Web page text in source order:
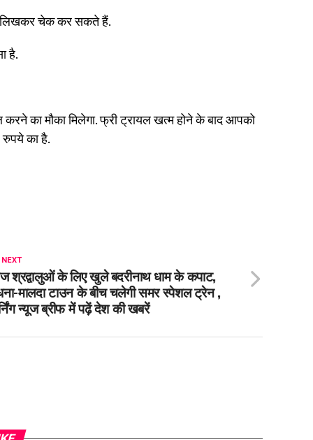
लिखकर चेक कर सकते हैं.
है.
का मौका मिलेगा. फ्री ट्रायल खत्म होने के बाद आपको
रुपये का है.
श्रद्वालुओं के लिए खुले बदरीनाथ धाम के कपाट,
मालदा टाउन के बीच चलेगी समर स्पेशल ट्रेन ,
न्यूज ब्रीफ में पढ़ें देश की खबरें